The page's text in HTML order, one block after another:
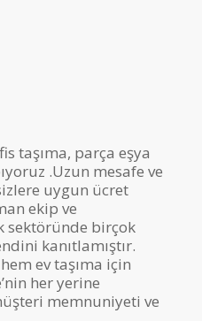
taşıma, parça eşya
.Uzun mesafe ve
uygun ücret
ekip ve
sektöründe birçok
kanıtlamıştır.
ev taşıma için
her yerine
memnuniyeti ve